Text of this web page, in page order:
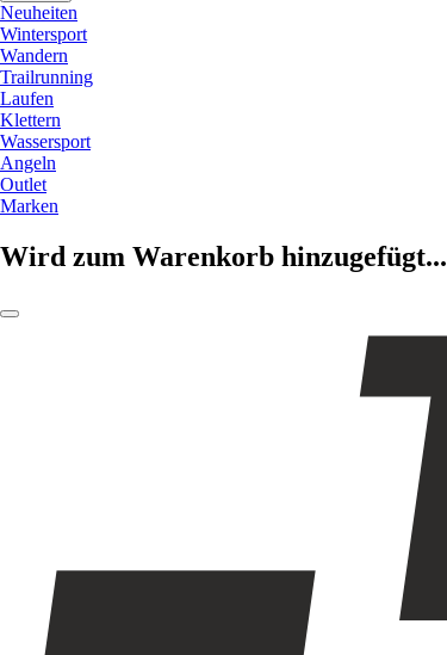
Neuheiten
Wintersport
Wandern
Trailrunning
Laufen
Klettern
Wassersport
Angeln
Outlet
Marken
Wird zum Warenkorb hinzugefügt...